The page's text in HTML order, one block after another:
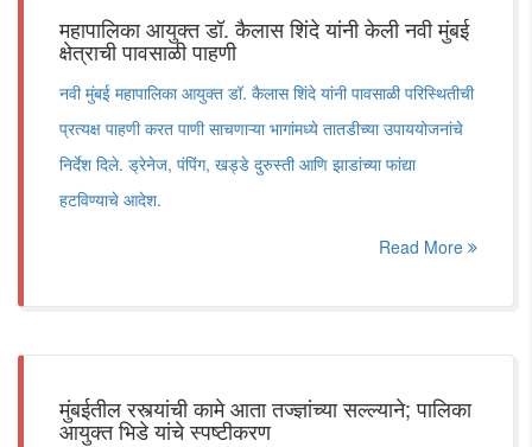
महापालिका आयुक्त डॉ. कैलास शिंदे यांनी केली नवी मुंबई
क्षेत्राची पावसाळी पाहणी
नवी मुंबई महापालिका आयुक्त डॉ. कैलास शिंदे यांनी पावसाळी परिस्थितीची
प्रत्यक्ष पाहणी करत पाणी साचणाऱ्या भागांमध्ये तातडीच्या उपाययोजनांचे
निर्देश दिले. ड्रेनेज, पंपिंग, खड्डे दुरुस्ती आणि झाडांच्या फांद्या
हटविण्याचे आदेश.
Read More
मुंबईतील रस्त्यांची कामे आता तज्ज्ञांच्या सल्ल्याने; पालिका
आयुक्त भिडे यांचे स्पष्टीकरण